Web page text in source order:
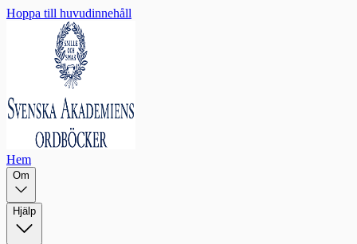
Hoppa till huvudinnehåll
Hem
Om
Hjälp